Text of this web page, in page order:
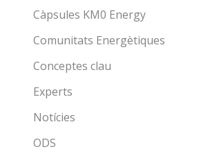
Càpsules KM0 Energy
Comunitats Energètiques
Conceptes clau
Experts
Notícies
ODS